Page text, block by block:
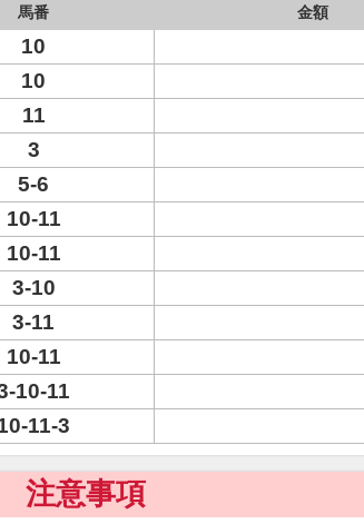
馬番 金額
10
10
11
3
5-6
10-11
10-11
3-10
3-11
10-11
10-11
11-3
注意事項